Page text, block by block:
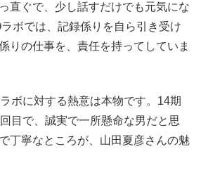
直ぐで、少し話すだけでも元気にな
ボでは、記録係りを自ら引き受け
りの仕事を、責任を持ってしていま
ボに対する熱意は本物です。14期
目で、誠実で一所懸命な男だと思
丁寧なところが、山田夏彦さんの魅